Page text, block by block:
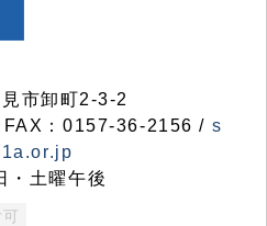
市卸町2-3-2
：0157-36-2156 / s
・土曜午後